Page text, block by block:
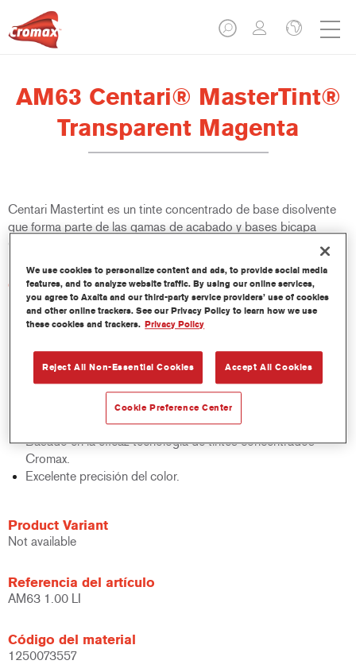
AM63 Centari® MasterTint®
Transparent Magenta
Centari Mastertint es un tinte concentrado de base disolvente
que forma parte de las gamas de acabado y bases bicapa
Centari.
Características del producto
Sistema de pintado de base disolvente, único por su
versatilidad y facilidad de uso.
calidades de base disolvente: medios y altos sólidos,
acabados y bases bicapa.
Rápido control de stocks.
Ahorra espacio de almacenamiento.
Basado en la eficaz tecnología de tintes concentrados
Cromax.
Excelente precisión del color.
Product Variant
Not available
Referencia del artículo
AM63 1.00 LI
Código del material
1250073557
We use cookies to personalize content and ads, to provide social media
features, and to analyze website traffic. By using our online services,
you agree to Axalta and our third-party service providers’ use of cookies
and other online trackers. See our Privacy Policy to learn how we use
these cookies and trackers. Privacy Policy
Reject All Non-Essential Cookies Accept All Cookies
Cookie Preference Center